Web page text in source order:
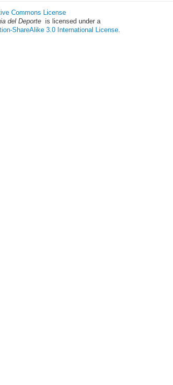
del Deporte is licensed under a
ShareAlike 3.0 International License.